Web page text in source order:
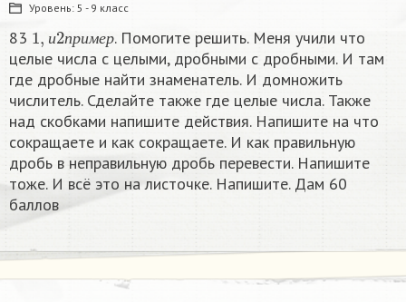
Уровень: 5 - 9 класс
83 и п р име р
1 2п
. Помогите решить. Меня учили что
целые числа с целыми, дробными с дробными. И там
где дробные найти знаменатель. И домножить
числитель. Сделайте также где целые числа. Также
над скобками напишите действия. Напишите на что
сокращаете и как сокращаете. И как правильную
дробь в неправильную дробь перевести. Напишите
тоже. И всё это на листочке. Напишите. Дам 60
баллов